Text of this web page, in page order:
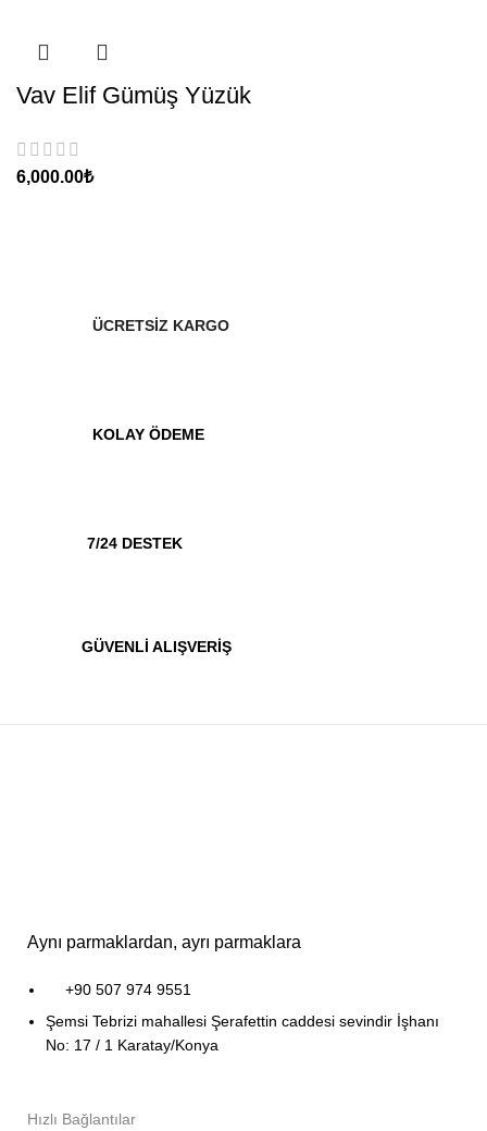
Vav Elif Gümüş Yüzük
₺
ÜCRETSİZ KARGO
KOLAY ÖDEME
7/24 DESTEK
GÜVENLİ ALIŞVERİŞ
Aynı parmaklardan, ayrı parmaklara
+90 507 974 9551
Şemsi Tebrizi mahallesi Şerafettin caddesi sevindir İşhanı
No: 17 / 1 Karatay/Konya
Hızlı Bağlantılar